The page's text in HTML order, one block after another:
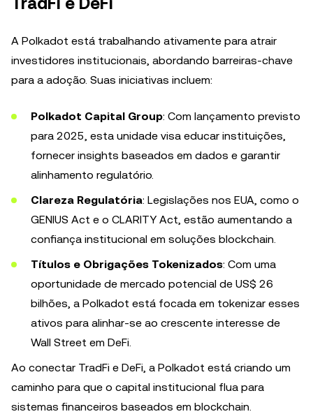
A Polkadot está trabalhando ativamente para atrair
investidores institucionais, abordando barreiras-chave
para a adoção. Suas iniciativas incluem:
Polkadot Capital Group: Com lançamento previsto
para 2025, esta unidade visa educar instituições,
fornecer insights baseados em dados e garantir
alinhamento regulatório.
Clareza Regulatória: Legislações nos EUA, como o
GENIUS Act e o CLARITY Act, estão aumentando a
confiança institucional em soluções blockchain.
Títulos e Obrigações Tokenizados: Com uma
oportunidade de mercado potencial de US$ 26
bilhões, a Polkadot está focada em tokenizar esses
ativos para alinhar-se ao crescente interesse de
Wall Street em DeFi.
Ao conectar TradFi e DeFi, a Polkadot está criando um
caminho para que o capital institucional flua para
sistemas financeiros baseados em blockchain.